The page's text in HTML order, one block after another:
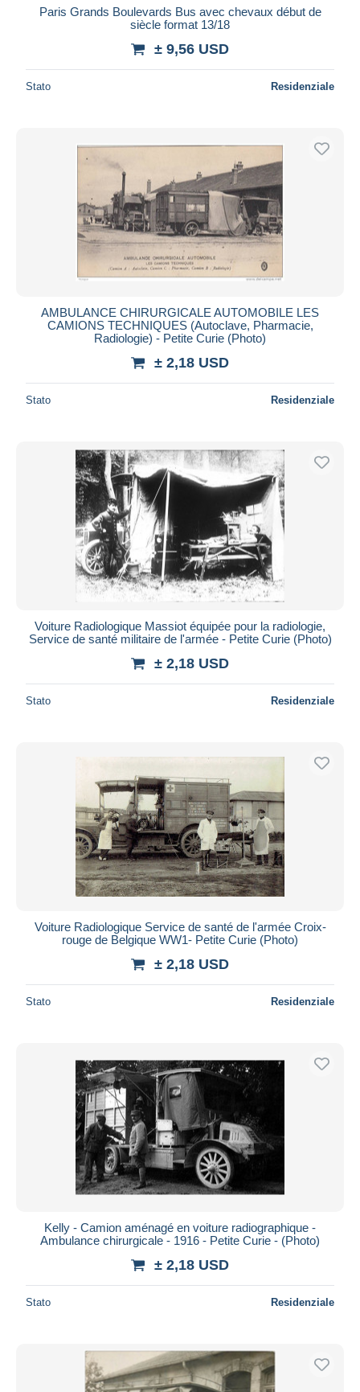
Paris Grands Boulevards Bus avec chevaux début de
siècle format 13/18
± 9,56 USD
Stato Residenziale
AMBULANCE CHIRURGICALE AUTOMOBILE LES
CAMIONS TECHNIQUES (Autoclave, Pharmacie,
Radiologie) - Petite Curie (Photo)
± 2,18 USD
Stato Residenziale
Voiture Radiologique Massiot équipée pour la radiologie,
Service de santé militaire de l'armée - Petite Curie (Photo)
± 2,18 USD
Stato Residenziale
Voiture Radiologique Service de santé de l'armée Croix-
rouge de Belgique WW1- Petite Curie (Photo)
± 2,18 USD
Stato Residenziale
Kelly - Camion aménagé en voiture radiographique -
Ambulance chirurgicale - 1916 - Petite Curie - (Photo)
± 2,18 USD
Stato Residenziale